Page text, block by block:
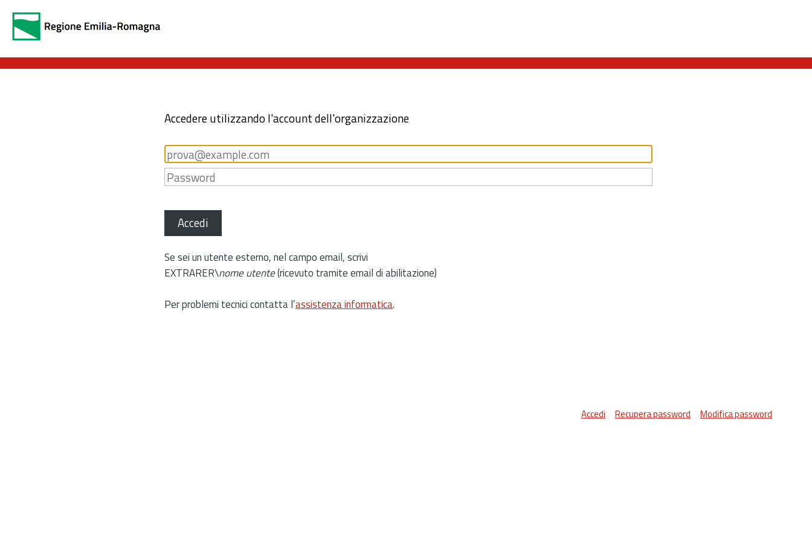
Accedere utilizzando l'account dell'organizzazione
Accedi
Se sei un utente esterno, nel campo email, scrivi
EXTRARER\nome utente(ricevuto tramite email di abilitazione)
Per problemi tecnici contatta l’assistenza informatica.
Accedi Recupera password Modifica password